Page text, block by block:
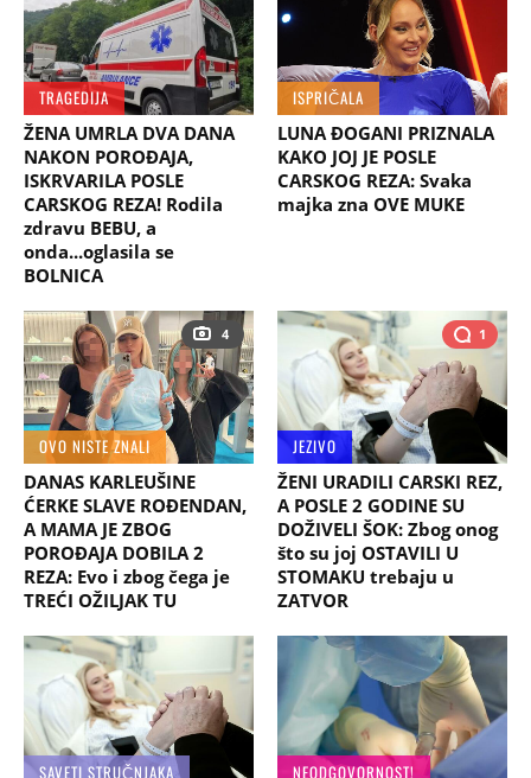
TRAGEDIJA
ŽENA UMRLA DVA DANA
NAKON POROĐAJA,
ISKRVARILA POSLE
CARSKOG REZA! Rodila
zdravu BEBU, a
onda...oglasila se
BOLNICA
ISPRIČALA
LUNA ĐOGANI PRIZNALA
KAKO JOJ JE POSLE
CARSKOG REZA: Svaka
majka zna OVE MUKE
4
OVO NISTE ZNALI
DANAS KARLEUŠINE
ĆERKE SLAVE ROĐENDAN,
A MAMA JE ZBOG
POROĐAJA DOBILA 2
REZA: Evo i zbog čega je
TREĆI OŽILJAK TU
1
JEZIVO
ŽENI URADILI CARSKI REZ,
A POSLE 2 GODINE SU
DOŽIVELI ŠOK: Zbog onog
što su joj OSTAVILI U
STOMAKU trebaju u
ZATVOR
SAVETI STRUČNJAKA
NEODGOVORNOST!